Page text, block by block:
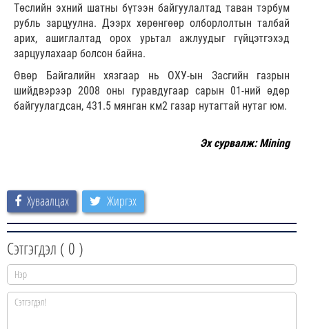
Төслийн эхний шатны бүтээн байгуулалтад таван тэрбум
рубль зарцуулна. Дээрх хөрөнгөөр олборлолтын талбай
арих, ашиглалтад орох урьтал ажлуудыг гүйцэтгэхэд
зарцуулахаар болсон байна.
Өвөр Байгалийн хязгаар нь ОХУ-ын Засгийн газрын
шийдвэрээр 2008 оны гуравдугаар сарын 01-ний өдөр
байгуулагдсан, 431.5 мянган км2 газар нутагтай нутаг юм.
Эх сурвалж: Mining
Хуваалцах Жиргэх
Сэтгэгдэл ( 0 )